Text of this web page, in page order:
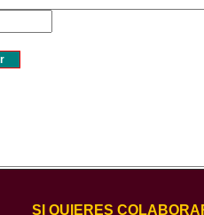
SI QUIERES